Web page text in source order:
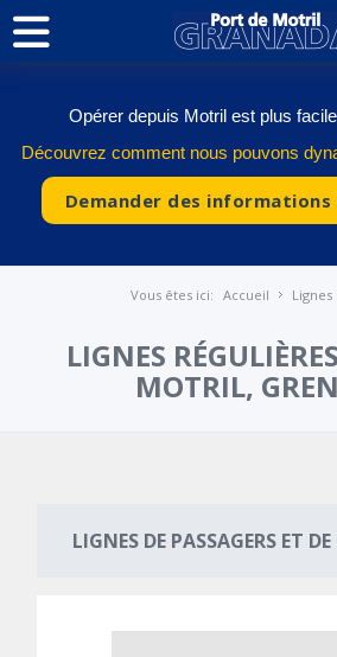
Opérer depuis Motril est plus
Découvrez comment nous pouvons
Demander des informations
Vous êtes ici: Accueil
LIGNES
MOTRIL,
LIGNES DE PASSAGERS ET DE